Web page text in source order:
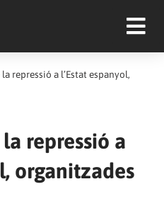
repressió a l’Estat espanyol,
repressió a
organitzades